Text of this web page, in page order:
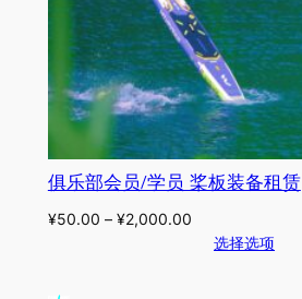
俱乐部会员/学员 桨板装备租赁
¥50.00 – ¥2,000.00
选择选项